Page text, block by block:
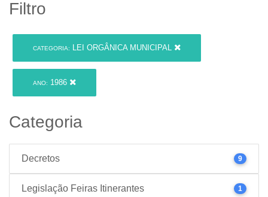
Filtro
CATEGORIA: LEI ORGÂNICA MUNICIPAL
ANO: 1986
Categoria
Decretos 9
Legislação Feiras Itinerantes 1